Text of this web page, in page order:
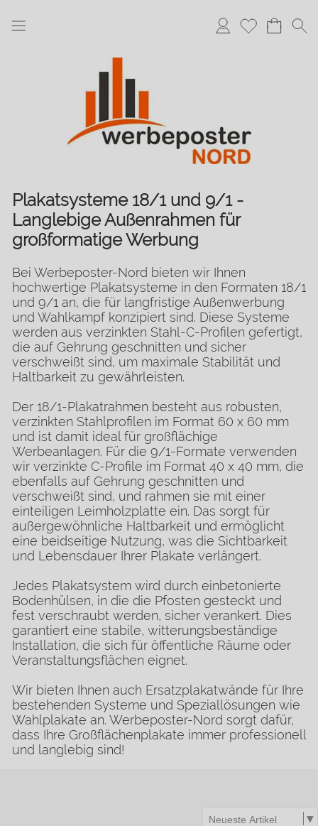
Anmelden
Merkliste
Plakatsysteme 18/1 und 9/1 -
Langlebige Außenrahmen für
großformatige Werbung
Bei Werbeposter-Nord bieten wir Ihnen
hochwertige Plakatsysteme in den Formaten 18/1
und 9/1 an, die für langfristige Außenwerbung
und Wahlkampf konzipiert sind. Diese Systeme
werden aus verzinkten Stahl-C-Profilen gefertigt,
die auf Gehrung geschnitten und sicher
verschweißt sind, um maximale Stabilität und
Haltbarkeit zu gewährleisten.
Der 18/1-Plakatrahmen besteht aus robusten,
verzinkten Stahlprofilen im Format 60 x 60 mm
und ist damit ideal für großflächige
Werbeanlagen. Für die 9/1-Formate verwenden
wir verzinkte C-Profile im Format 40 x 40 mm, die
ebenfalls auf Gehrung geschnitten und
verschweißt sind, und rahmen sie mit einer
einteiligen Leimholzplatte ein. Das sorgt für
außergewöhnliche Haltbarkeit und ermöglicht
eine beidseitige Nutzung, was die Sichtbarkeit
und Lebensdauer Ihrer Plakate verlängert.
Jedes Plakatsystem wird durch einbetonierte
Bodenhülsen, in die die Pfosten gesteckt und
fest verschraubt werden, sicher verankert. Dies
garantiert eine stabile, witterungsbeständige
Installation, die sich für öffentliche Räume oder
Veranstaltungsflächen eignet.
Wir bieten Ihnen auch Ersatzplakatwände für Ihre
bestehenden Systeme und Speziallösungen wie
Wahlplakate an. Werbeposter-Nord sorgt dafür,
dass Ihre Großflächenplakate immer professionell
und langlebig sind!